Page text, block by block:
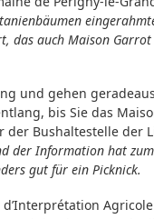
das auch Maison
und gehen
bis Sie das
Bushaltestelle der
der Information hat
gut für ein Picknick.